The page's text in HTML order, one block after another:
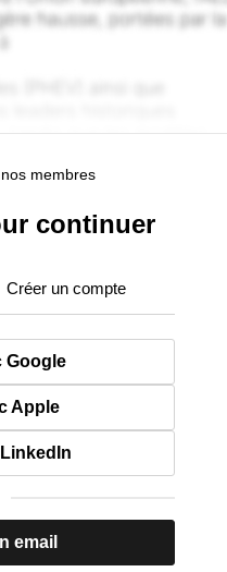
membres
continuer
Créer un compte
Google
Apple
email